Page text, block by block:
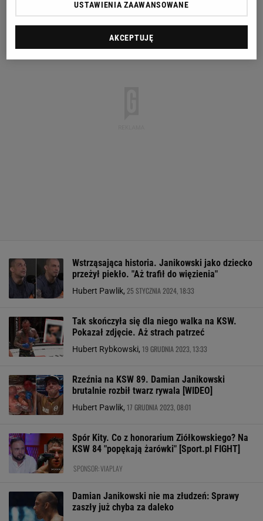
Wstrząsająca historia. Janikowski jako dziecko
przeżył piekło. "Aż trafił do więzienia"
Hubert Pawlik, 25 STYCZNIA 2024, 18:33
Tak skończyła się dla niego walka na KSW.
Pokazał zdjęcie. Aż strach patrzeć
Hubert Rybkowski, 19 GRUDNIA 2023, 13:33
Rzeźnia na KSW 89. Damian Janikowski
brutalnie rozbił twarz rywala [WIDEO]
Hubert Pawlik, 17 GRUDNIA 2023, 08:01
Spór Kity. Co z honorarium Ziółkowskiego? Na
KSW 84 "popękają żarówki" [Sport.pl FIGHT]
SPONSOR: VIAPLAY
Damian Janikowski nie ma złudzeń: Sprawy
zaszły już chyba za daleko
USTAWIENIA ZAAWANSOWANE
AKCEPTUJĘ